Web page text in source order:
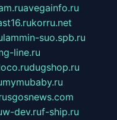
avegainfo.ru
korru.net
lammin-suo.spb.ru
line.ru
dugshop.ru
mymubaby.ru
w-dev.ruf-ship.ru